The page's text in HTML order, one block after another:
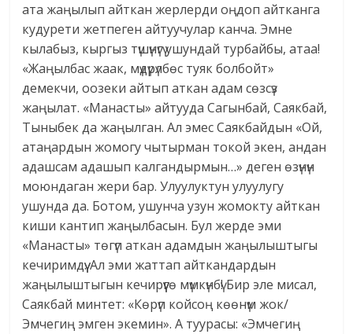
ата жаңылып айткан жерлерди оңдоп айтканга
кудурети жетпеген айтуучулар канча. Эмне
кылабыз, кыргыз түшүнүгү ушундай турбайбы, атаа!
«Жаңылбас жаак, мүдүрүлбөс туяк болбойт»
демекчи, оозеки айтып аткан адам сөзсүз
жаңылат. «Манасты» айтууда Сагынбай, Саякбай,
Тыныбек да жаңылган. Ал эмес Саякбайдын «Ой,
атаңардын жомогу чытырман токой экен, андан
адашсам адашып калгандырмын…» деген өзүнүн
моюндаган жери бар. Улуулуктун улуулугу
ушунда да. Ботом, ушунча узун жомокту айткан
киши кантип жаңылбасын. Бул жерде эми
«Манасты» төгүп аткан адамдын жаңылыштыгы
кечиримдүү. Ал эми жаттап айткандардын
жаңылыштыгын кечирүүгө мүмкүнбү! Бир эле мисал,
Саякбай минтет: «Көрүп койсоң көөнүм жок/
Эмчегиң эмген экемин». А туурасы: «Эмчегиң